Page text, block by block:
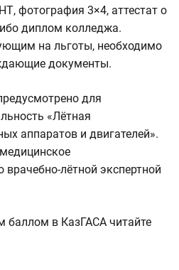
фотография 3×4, аттестат о
диплом колледжа.
на льготы, необходимо
документы.
для
«Лётная
аппаратов и двигателей».
врачебно-лётной экспертной
баллом в КазГАСА читайте